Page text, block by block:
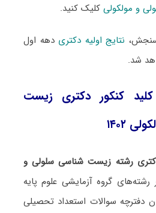
و مولکولیکلیک کنید.
نتایج اولیه دکتری دهه اول
کنکور دکتری زیست
۱۴۰۲
رشته زیست شناسی سلولی و
گروه آزمایشی علوم پایه
دفترچه سوالات استعداد تحصیلی